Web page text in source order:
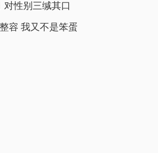
对性别三缄其口
容 我又不是笨蛋